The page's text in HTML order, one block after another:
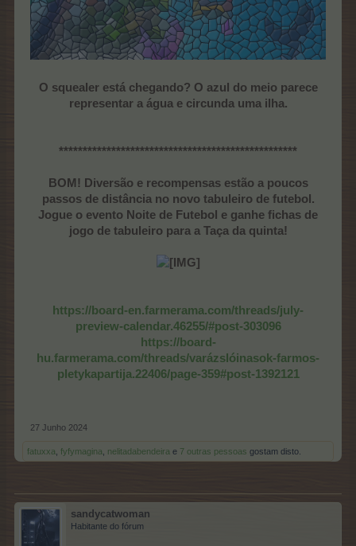
O squealer está chegando? O azul do meio parece
representar a água e circunda uma ilha.
**************************************************
BOM! Diversão e recompensas estão a poucos
passos de distância no novo tabuleiro de futebol.
Jogue o evento Noite de Futebol e ganhe fichas de
jogo de tabuleiro para a Taça da quinta!
https://board-en.farmerama.com/threads/july-
preview-calendar.46255/#post-303096
https://board-
hu.farmerama.com/threads/varázslóinasok-farmos-
pletykapartija.22406/page-359#post-1392121
27 Junho 2024
fatuxxa fyfymagina nelitadabendeira e 7 outras pessoas gostam disto.
sandycatwoman
Habitante do fórum